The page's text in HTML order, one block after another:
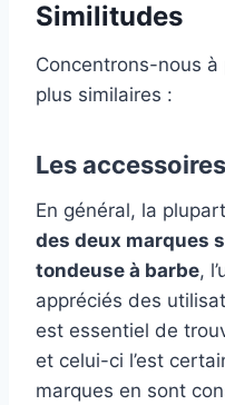
Similitudes
Concentrons-nous
plus similaires :
Les
En général, la
des deux marques
tondeuse à barbe,
appréciés des
est essentiel de
et celui-ci l’est
marques en sont